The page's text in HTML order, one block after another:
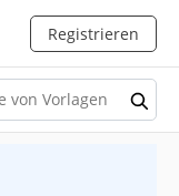
Registrieren